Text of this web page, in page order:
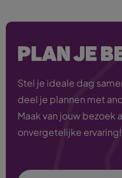
PLAN JE
Stel je ideale dag
deel je plannen met
Maak van jouw bezoek
onvergetelijke ervaring!